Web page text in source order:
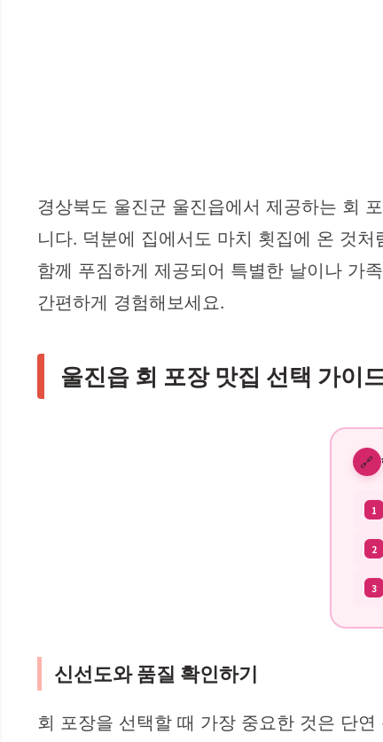
경상북도 울진군 울진읍에서 제공하는 회
니다. 덕분에 집에서도 마치 횟집에 온 것
함께 푸짐하게 제공되어 특별한 날이나 가
간편하게 경험해보세요.
울진읍 회 포장 맛집 선택 가이
🔗
1
2
3
신선도와 품질 확인하기
회 포장을 선택할 때 가장 중요한 것은 단